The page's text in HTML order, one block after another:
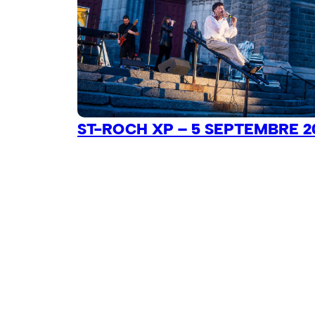
ST-ROCH XP – 5 SEPTEMBRE